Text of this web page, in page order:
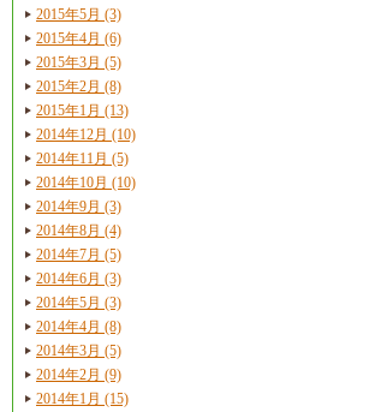
2015年5月 (3)
2015年4月 (6)
2015年3月 (5)
2015年2月 (8)
2015年1月 (13)
2014年12月 (10)
2014年11月 (5)
2014年10月 (10)
2014年9月 (3)
2014年8月 (4)
2014年7月 (5)
2014年6月 (3)
2014年5月 (3)
2014年4月 (8)
2014年3月 (5)
2014年2月 (9)
2014年1月 (15)